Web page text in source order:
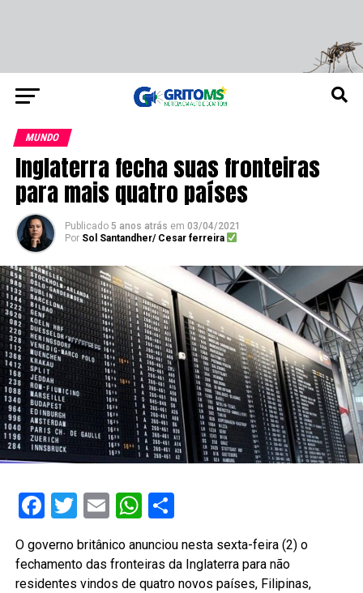
MUNDO
Inglaterra fecha suas fronteiras
para mais quatro países
Publicado 5 anos atrás em 03/04/2021
Por Sol Santandher/ Cesar ferreira
Facebook
Twitter
EmailWhatsApp
Share
O governo britânico anunciou nesta sexta-feira (2) o
fechamento das fronteiras da Inglaterra para não
residentes vindos de quatro novos países, Filipinas,